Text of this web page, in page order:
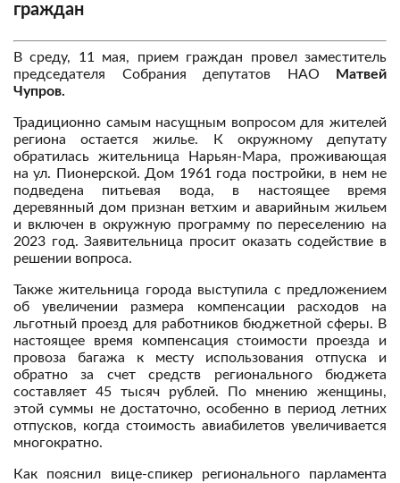
граждан
В среду, 11 мая, прием граждан провел заместитель
председателя Собрания депутатов НАО
Матвей
Чупров.
Традиционно самым насущным вопросом для жителей
региона остается жилье. К окружному депутату
обратилась жительница Нарьян-Мара, проживающая
на ул. Пионерской. Дом 1961 года постройки, в нем не
подведена питьевая вода, в настоящее время
деревянный дом признан ветхим и аварийным жильем
и включен в окружную программу по переселению на
2023 год. Заявительница просит оказать содействие в
решении вопроса.
Также жительница города выступила с предложением
об увеличении размера компенсации расходов на
льготный проезд для работников бюджетной сферы. В
настоящее время компенсация стоимости проезда и
провоза багажа к месту использования отпуска и
обратно за счет средств регионального бюджета
составляет 45 тысяч рублей. По мнению женщины,
этой суммы не достаточно, особенно в период летних
отпусков, когда стоимость авиабилетов увеличивается
многократно.
Как пояснил вице-спикер регионального парламента